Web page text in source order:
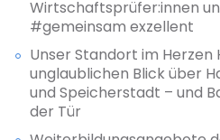
Wirtschaftsprüfer:innen
#gemeinsam exzellent
Unser Standort im
unglaublichen Blick über
und Speicherstadt – und
der Tür